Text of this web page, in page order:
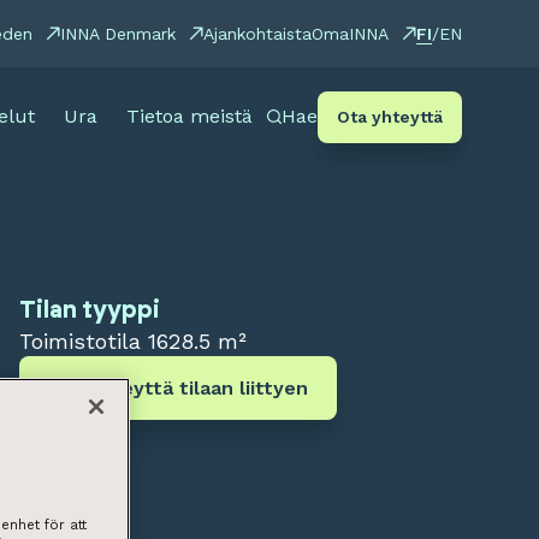
INNA Denmark AjankohtaistaOmaINNA FI/EN
Ura Tietoa meistä Hae Ota yhteyttä
Tilan tyyppi
Toimistotila 1628.5 m²
Ota yhteyttä tilaan liittyen
för att